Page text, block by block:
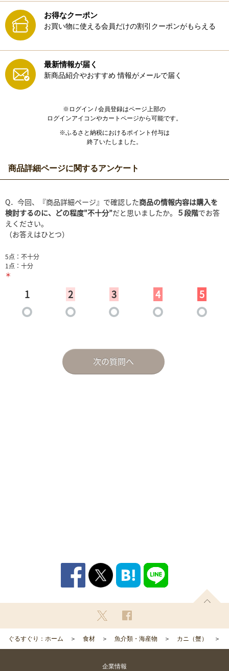
お得なクーポン
お買い物に使える会員だけの割引クーポンがもらえる
最新情報が届く
新商品紹介やおすすめ 情報がメールで届く
※ログイン / 会員登録はページ上部の
ログインアイコンやカートページから可能です。
※ふるさと納税におけるポイント付与は
終了いたしました。
商品詳細ページに関するアンケート
ぐるすぐり：ホーム 食材 魚介類・海産物 カニ（蟹）
企業情報